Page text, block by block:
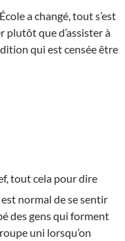
a changé, tout s’est
plutôt que d’assister à
qui est censée être
tout cela pour dire
est normal de se sentir
des gens qui forment
uni lorsqu’on